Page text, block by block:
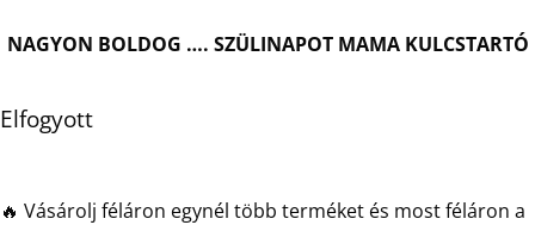
NAGYON BOLDOG …. SZÜLINAPOT MAMA KULCSTARTÓ
Elfogyott
🔥 Vásárolj féláron egynél több terméket és most féláron a